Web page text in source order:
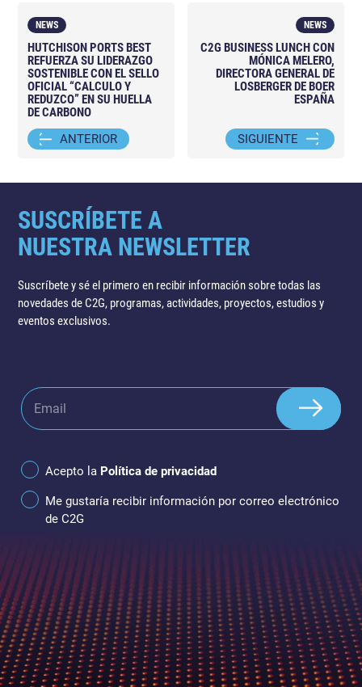
NEWS
HUTCHISON PORTS BEST
REFUERZA SU LIDERAZGO
SOSTENIBLE CON EL SELLO
OFICIAL “CALCULO Y
REDUZCO” EN SU HUELLA
DE CARBONO
ANTERIOR
NEWS
C2G BUSINESS LUNCH CON
MÓNICA MELERO,
DIRECTORA GENERAL DE
LOSBERGER DE BOER
ESPAÑA
SIGUIENTE
SUSCRÍBETE A
NUESTRA NEWSLETTER
Suscríbete y sé el primero en recibir información sobre todas las
novedades de C2G, programas, actividades, proyectos, estudios y
eventos exclusivos.
Acepto la Política de privacidad
Me gustaría recibir información por correo electrónico
de C2G